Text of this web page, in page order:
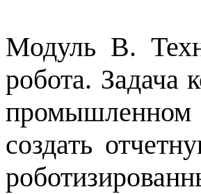
Модуль В.
робота. Задача
промышленном
создать